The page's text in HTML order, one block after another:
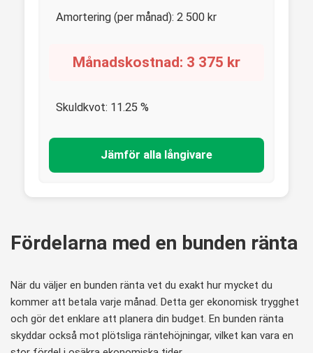
Amortering (per månad): 2 500 kr
Månadskostnad: 3 375 kr
Skuldkvot: 11.25 %
Jämför alla långivare
Fördelarna med en bunden ränta
När du väljer en bunden ränta vet du exakt hur mycket du
kommer att betala varje månad. Detta ger ekonomisk trygghet
och gör det enklare att planera din budget. En bunden ränta
skyddar också mot plötsliga räntehöjningar, vilket kan vara en